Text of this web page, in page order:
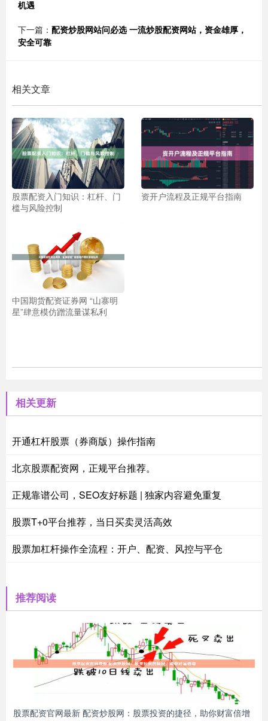
机遇
下一篇： 配资炒股网站问必选 一流炒股配资网站，资金雄厚，
安全可靠
相关文章
股票配资入门知识：杠杆、门
槛与风险控制
资开户流程及正规平台指南
中国期货配资证券网 “山寨明
星”肆意模仿蹭流量谋私利
相关更新
开通杠杆股票（券商版）操作指南
北京股票配资网，正规平台推荐。
正规靠谱公司，SEO友好标题 | 独家内容避免重复
股票T+0平台推荐，当日买卖灵活高效
股票加杠杆操作全流程：开户、配资、风控与平仓
推荐阅读
股票配资官网最新 配资炒股网：股票投资的捷径，助你财富倍增